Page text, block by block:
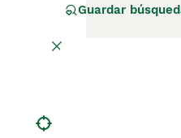
lujosos y son de
Siberiano es un
Guardar